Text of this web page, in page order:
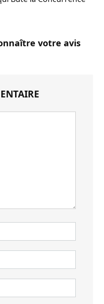
votre avis